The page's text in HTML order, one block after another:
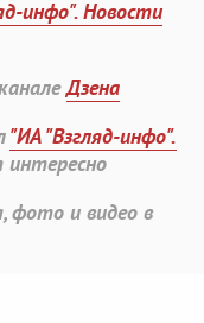
инфо". Новости
Дзена
"ИА "Взгляд-инфо".
интересно
фото и видео в